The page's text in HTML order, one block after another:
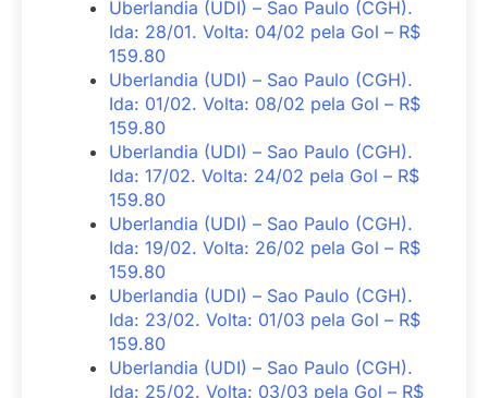
Uberlandia (UDI) – Sao Paulo (CGH).
Ida: 28/01. Volta: 04/02 pela Gol – R$
159.80
Uberlandia (UDI) – Sao Paulo (CGH).
Ida: 01/02. Volta: 08/02 pela Gol – R$
159.80
Uberlandia (UDI) – Sao Paulo (CGH).
Ida: 17/02. Volta: 24/02 pela Gol – R$
159.80
Uberlandia (UDI) – Sao Paulo (CGH).
Ida: 19/02. Volta: 26/02 pela Gol – R$
159.80
Uberlandia (UDI) – Sao Paulo (CGH).
Ida: 23/02. Volta: 01/03 pela Gol – R$
159.80
Uberlandia (UDI) – Sao Paulo (CGH).
Ida: 25/02. Volta: 03/03 pela Gol – R$